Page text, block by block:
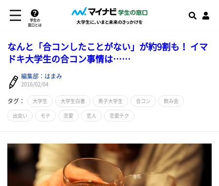
学生の
窓口とは
なんと「合コンしたことがない」が約9割も！ イマ
ドキ大学生の合コン事情は……
編集部：はまみ
2016/02/04
タグ： 大学生 大学生白書 男子大学生 合コン 飲み会
出会い モテ 恋愛 恋人 恋愛テク